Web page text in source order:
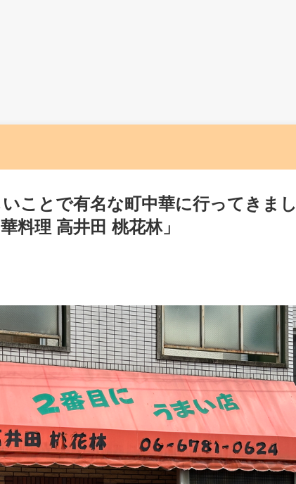
ことで有名な町中華に行ってきまし
理 高井田 桃花林」